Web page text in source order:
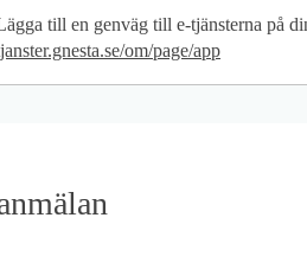
till en genväg till e-tjänsterna på
om/page/app